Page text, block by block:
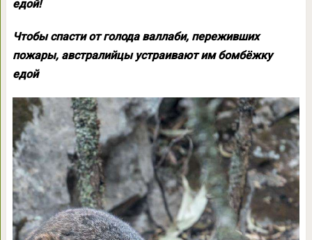
едой!
Чтобы спасти от голода валлаби, переживших
пожары, австралийцы устраивают им бомбёжку
едой